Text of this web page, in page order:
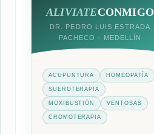
ALIVIATECONMIGO
DR. PEDRO LUIS ESTRADA
PACHECO · MEDELLÍN
ACUPUNTURA HOMEOPATÍA
SUEROTERAPIA
MOXIBUSTIÓN VENTOSAS
CROMOTERAPIA